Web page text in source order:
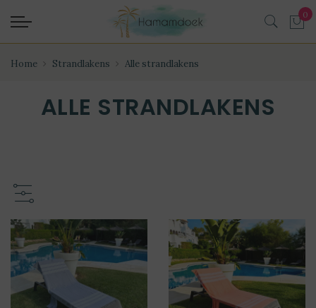
Home Strandlakens Alle strandlakens
ALLE STRANDLAKENS